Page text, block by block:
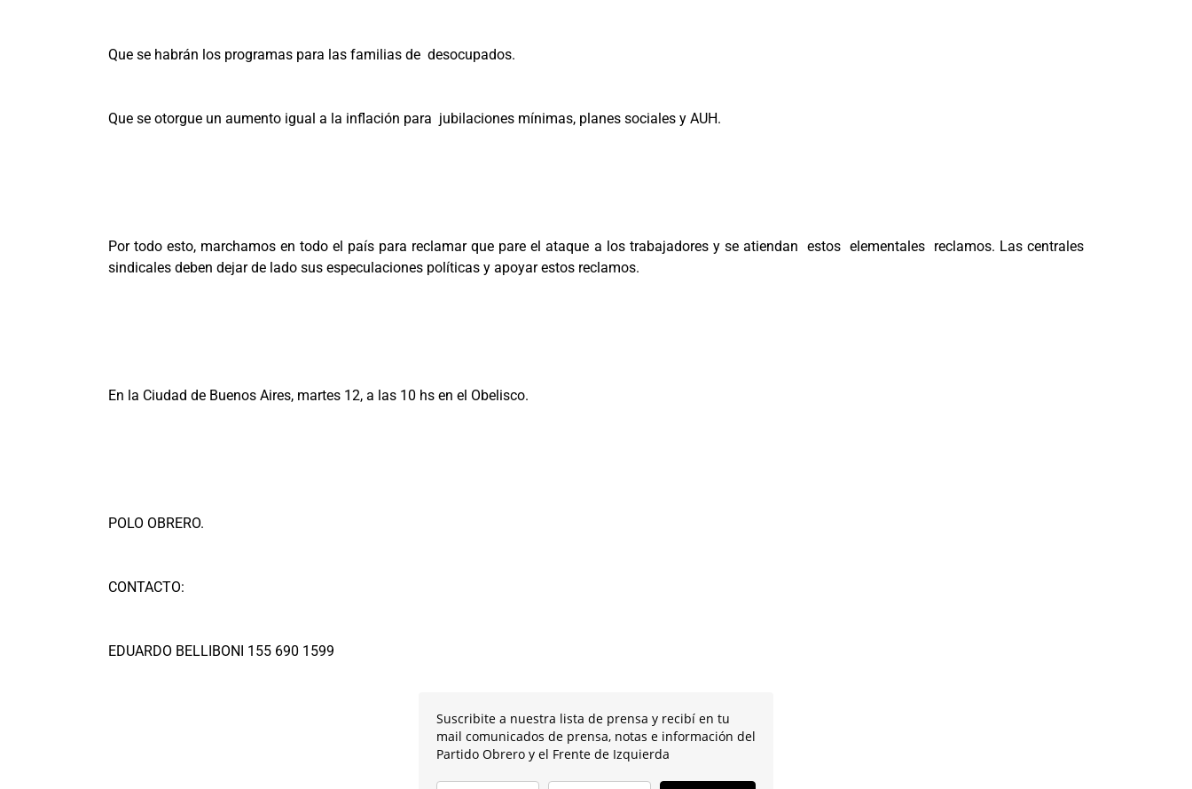
Que se habrán los programas para las familias de desocupados.
Que se otorgue un aumento igual a la inflación para jubilaciones mínimas, planes sociales y AUH.
Por todo esto, marchamos en todo el país para reclamar que pare el ataque a los trabajadores y se atiendan estos elementales reclamos. Las centrales
sindicales deben dejar de lado sus especulaciones políticas y apoyar estos reclamos.
En la Ciudad de Buenos Aires, martes 12, a las 10 hs en el Obelisco.
POLO OBRERO.
CONTACTO:
EDUARDO BELLIBONI 155 690 1599
Suscribite a nuestra lista de prensa y recibí en tu
mail comunicados de prensa, notas e información del
Partido Obrero y el Frente de Izquierda